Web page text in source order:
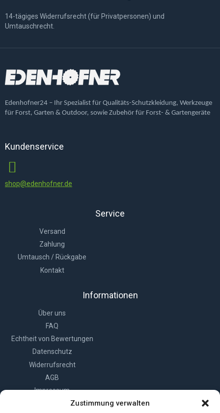
Zustimmung verwalten
14-tägiges Widerrufsrecht (für Privatpersonen) und
Umtauschrecht.
Edenhofner24 – Ihr Spezialist für Qualitäts-Schutzkleidung, Werkzeuge
für Forst, Garten & Outdoor, sowie Zubehör für Forst- & Gartengeräte
Kundenservice
shop@edenhofner.de
Service
Versand
Zahlung
Umtausch / Rückgabe
Kontakt
Informationen
Über uns
FAQ
Echtheit von Bewertungen
Datenschutz
Widerrufsrecht
AGB
Impressum
Cookie-Richtlinie (EU)